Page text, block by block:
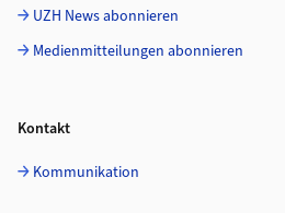
UZH News abonnieren
Medienmitteilungen abonnieren
Kontakt
Kommunikation